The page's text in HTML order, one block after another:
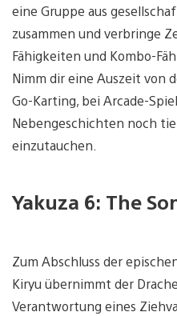
eine Gruppe aus
zusammen und verbringe
Fähigkeiten und Kombo-
Nimm dir eine Auszeit von
Go-Karting, bei Arcade-
Nebengeschichten noch
einzutauchen.
Yakuza 6: The
Zum Abschluss der
Kiryu übernimmt der
Verantwortung eines